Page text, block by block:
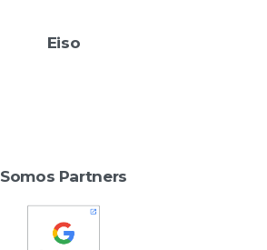
Eiso
Somos Partners